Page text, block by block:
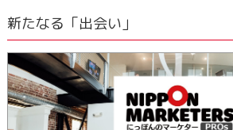
新たなる「出会い」